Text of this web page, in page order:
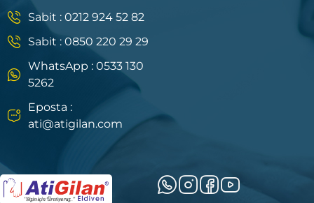
Sabit : 0212 924 52 82
Sabit : 0850 220 29 29
WhatsApp : 0533 130
5262
Eposta :
ati@atigilan.com